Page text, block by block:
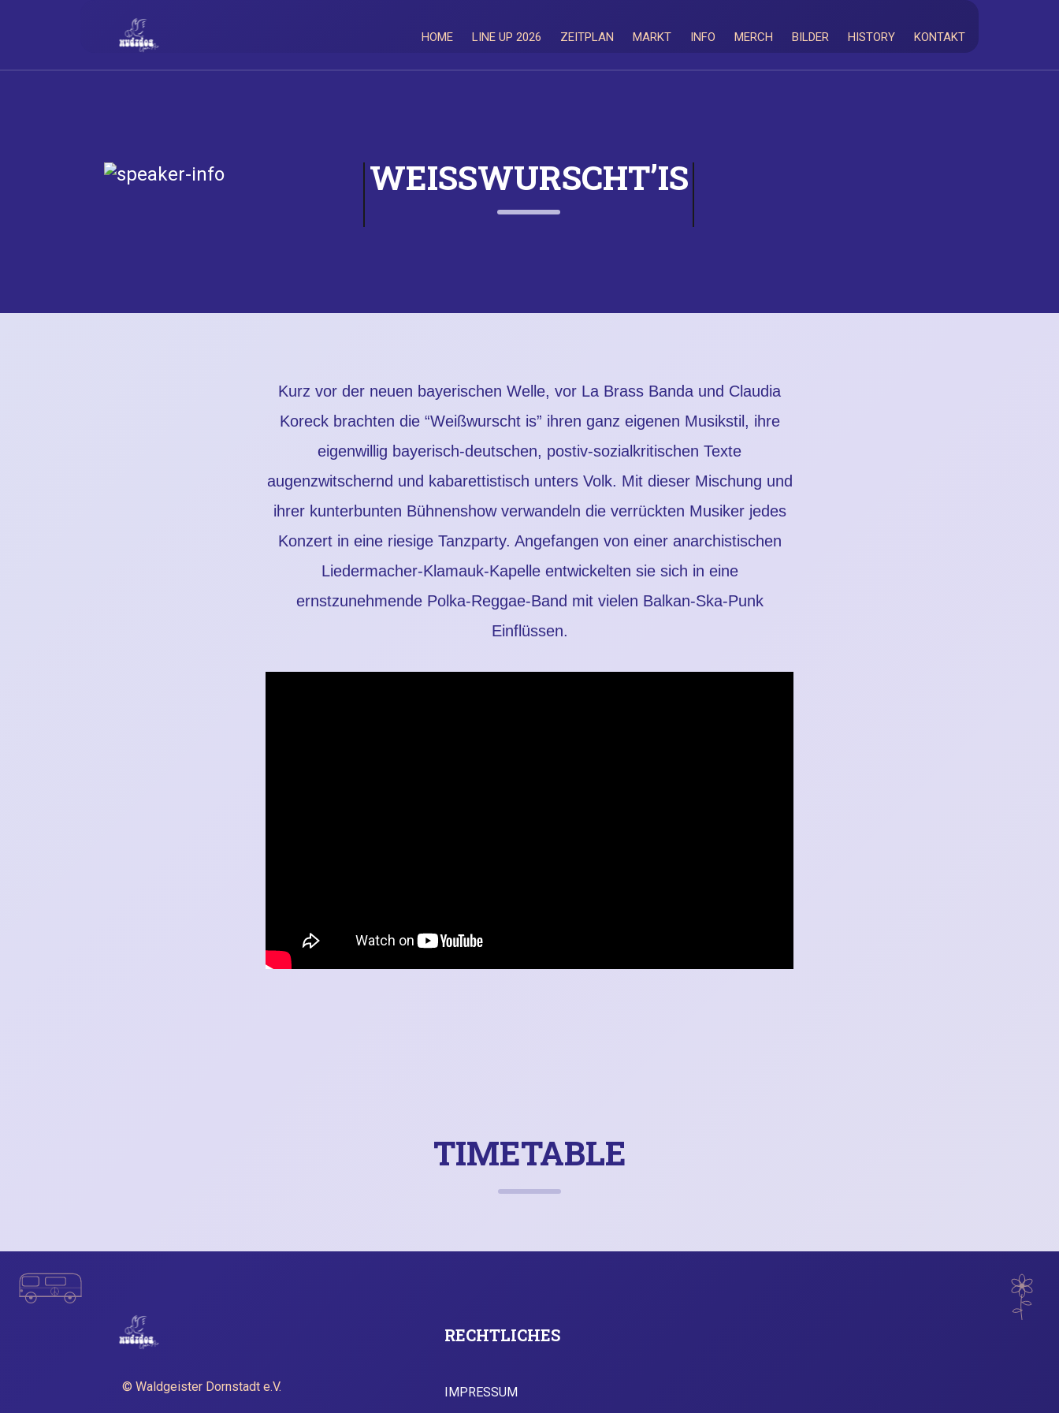
HOME LINE UP 2026 ZEITPLAN MARKT INFO MERCH BILDER HISTORY KONTAKT
WEISSWURSCHT’IS
Kurz vor der neuen bayerischen Welle, vor La Brass Banda und Claudia
Koreck brachten die “Weißwurscht is” ihren ganz eigenen Musikstil, ihre
eigenwillig bayerisch-deutschen, postiv-sozialkritischen Texte
augenzwitschernd und kabarettistisch unters Volk. Mit dieser Mischung und
ihrer kunterbunten Bühnenshow verwandeln die verrückten Musiker jedes
Konzert in eine riesige Tanzparty. Angefangen von einer anarchistischen
Liedermacher-Klamauk-Kapelle entwickelten sie sich in eine
ernstzunehmende Polka-Reggae-Band mit vielen Balkan-Ska-Punk
Einflüssen.
TIMETABLE
© Waldgeister Dornstadt e.V.
RECHTLICHES
IMPRESSUM